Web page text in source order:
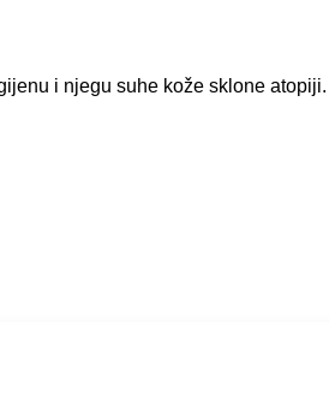
i njegu suhe kože sklone